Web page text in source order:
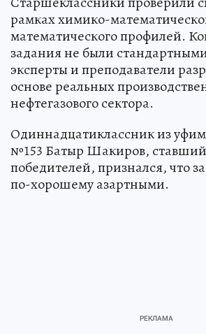
рамках химико-
математического профилей.
задания не были
эксперты и преподаватели
основе реальных
нефтегазового сектора.
Одиннадцатиклассник из
№153 Батыр Шакиров,
победителей, признался, что
по-хорошему азартными.